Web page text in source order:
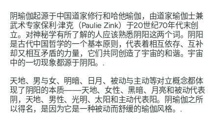
阴瑜伽起源于中国道家修行和哈他瑜伽，由道家瑜伽士兼
武术专家保利·津克（Paulie Zink）于20世纪70年代末创
立。对神秘学有所了解的人应该熟悉阴阳这两个词。阴阳
是古代中国哲学的一个基本原则，代表着相互依存、互补
却又相互矛盾的力量，它们共同创造了宇宙的和谐。宇宙
中的一切现象都源于阴阳。.
天地、男与女、明暗、日月、被动与主动等对立概念都体
现了阴阳的本质——天地、女性、黑暗、月亮和被动代表
阴，天地、男性、光明、太阳和主动代表阳。阴瑜伽之所
以得名，是因为它是一种被动而舒缓的瑜伽风格。.